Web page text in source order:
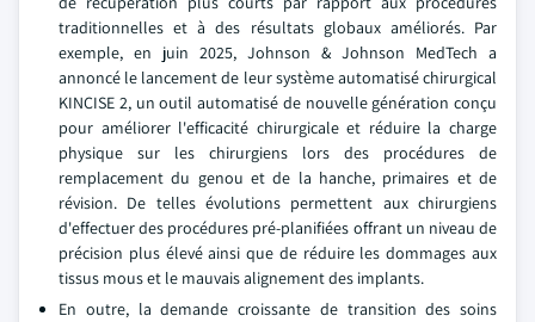
traditionnelles et à des résultats globaux améliorés. Par
exemple, en juin 2025, Johnson & Johnson MedTech a
annoncé le lancement de leur système automatisé chirurgical
KINCISE 2, un outil automatisé de nouvelle génération conçu
pour améliorer l'efficacité chirurgicale et réduire la charge
physique sur les chirurgiens lors des procédures de
remplacement du genou et de la hanche, primaires et de
révision. De telles évolutions permettent aux chirurgiens
d'effectuer des procédures pré-planifiées offrant un niveau de
précision plus élevé ainsi que de réduire les dommages aux
tissus mous et le mauvais alignement des implants.
En outre, la demande croissante de transition des soins